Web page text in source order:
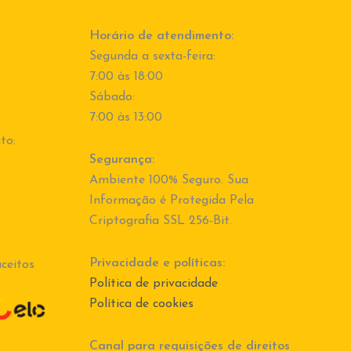
Horário de atendimento:
Segunda a sexta-feira:
7:00 às 18:00
Sábado:
7:00 às 13:00
Segurança:
Ambiente 100% Seguro. Sua
Informação é Protegida Pela
Criptografia SSL 256-Bit.
Privacidade e políticas:
Política de privacidade
Política de cookies
Canal para requisições de direitos